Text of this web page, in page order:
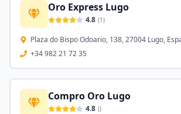
Oro Express Lugo
4.8 (1)
Plaza do Bispo Odoario, 138, 27004 Lugo,
+34 982 21 72 35
Compro Oro Lugo
4.8 ()